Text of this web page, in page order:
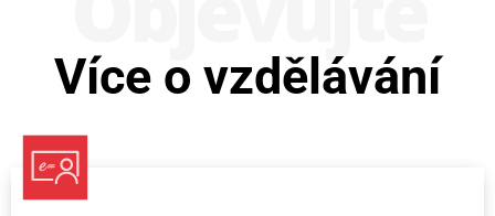
Více o vzdělávání